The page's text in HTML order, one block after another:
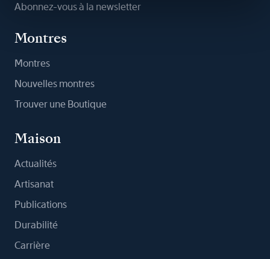
Abonnez-vous à la newsletter
Montres
Montres
Nouvelles montres
Trouver une Boutique
Maison
Actualités
Artisanat
Publications
Durabilité
Carrière